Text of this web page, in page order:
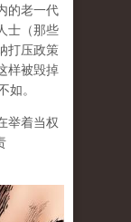
的老一代
士（那些
打压政策
样被毁掉
如。
举着当权